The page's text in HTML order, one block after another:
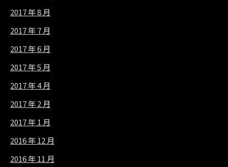
2017 年 8 月
2017 年 7 月
2017 年 6 月
2017 年 5 月
2017 年 4 月
2017 年 2 月
2017 年 1 月
2016 年 12 月
2016 年 11 月